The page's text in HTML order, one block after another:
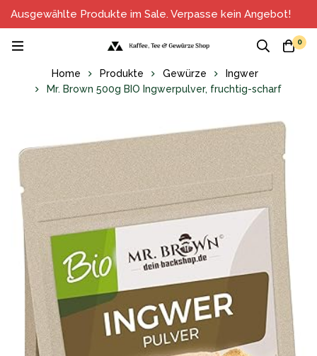
Ausgewählte Produkte im Sale. Verpasse kein Angebot!
0
Home Produkte Gewürze
Ingwer
Mr. Brown 500g BIO Ingwerpulver, fruchtig-scharf